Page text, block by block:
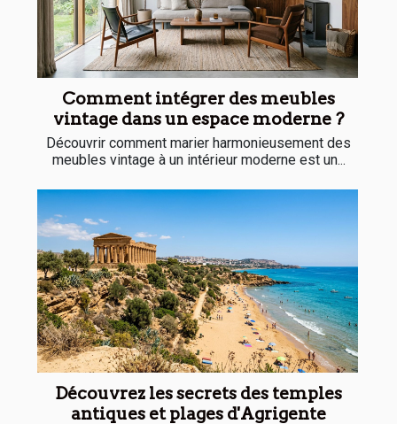
Comment intégrer des meubles
vintage dans un espace moderne ?
Découvrir comment marier harmonieusement des
meubles vintage à un intérieur moderne est un...
Découvrez les secrets des temples
antiques et plages d'Agrigente